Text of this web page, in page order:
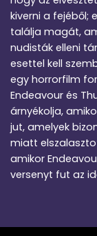
kiverni a fejéből;
találja magát,
nudisták elleni
esettel kell
egy horrorfilm
Endeavour és
árnyékolja,
jut, amelyek
miatt
amikor
versenyt fut az